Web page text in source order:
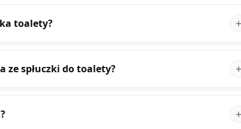
toalety?
ze spłuczki do toalety?